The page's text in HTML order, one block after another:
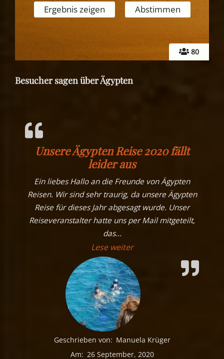
80
Besucher sagen über Ägypten
Unsere Ägypten Reise 2020 fällt
leider aus
Ein liebes Hallo an die Freunde von Ägypten
Reisen. Wir sind sehr traurig, da unsere Ägypten
Reise für dieses Jahr abgesagt wurde. Unser
Reiseveranstalter hatte uns per Mail mitgeteilt,
das…
Lese weiter„Unsere Ägypten Reise
Geschrieben von: Manuela Krüger
Am: 26 September, 2020